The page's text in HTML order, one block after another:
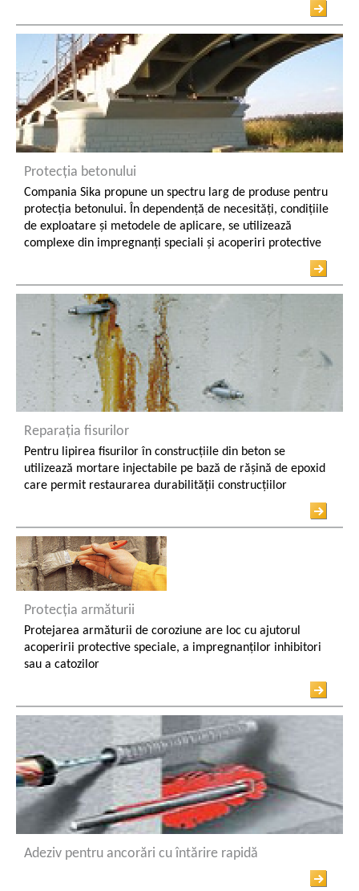
Coșuri și Turnuri de Răcire
Hidroizolarea subsolurilor
Industria Transportului
Protecția betonului
Compania Sika propune un spectru larg de produse pentru
protecția betonului. În dependență de necesități, condițiile
de exploatare și metodele de aplicare, se utilizează
complexe din impregnanți speciali și acoperiri protective
Reparația fisurilor
Pentru lipirea fisurilor în construcțiile din beton se
utilizează mortare injectabile pe bază de rășină de epoxid
care permit restaurarea durabilității construcțiilor
Protecția armăturii
Protejarea armăturii de coroziune are loc cu ajutorul
acoperirii protective speciale, a impregnanților inhibitori
sau a catozilor
Adeziv pentru ancorări cu întărire rapidă